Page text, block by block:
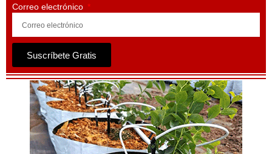
Correo electrónico
Suscríbete Gratis